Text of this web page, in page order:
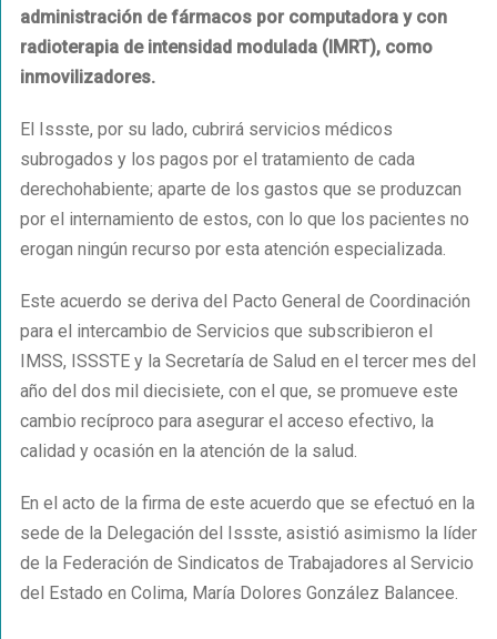
administración de fármacos por computadora y con
radioterapia de intensidad modulada (IMRT), como
inmovilizadores.
El Issste, por su lado, cubrirá servicios médicos
subrogados y los pagos por el tratamiento de cada
derechohabiente; aparte de los gastos que se produzcan
por el internamiento de estos, con lo que los pacientes no
erogan ningún recurso por esta atención especializada.
Este acuerdo se deriva del Pacto General de Coordinación
para el intercambio de Servicios que subscribieron el
IMSS, ISSSTE y la Secretaría de Salud en el tercer mes del
año del dos mil diecisiete, con el que, se promueve este
cambio recíproco para asegurar el acceso efectivo, la
calidad y ocasión en la atención de la salud.
En el acto de la firma de este acuerdo que se efectuó en la
sede de la Delegación del Issste, asistió asimismo la líder
de la Federación de Sindicatos de Trabajadores al Servicio
del Estado en Colima, María Dolores González Balancee.